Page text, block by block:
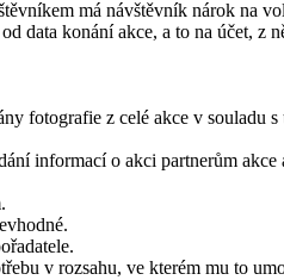
má návštěvník nárok na
data konání akce, a to na účet, z
fotografie z celé akce v souladu
informací o akci partnerům
v rozsahu, ve kterém mu to